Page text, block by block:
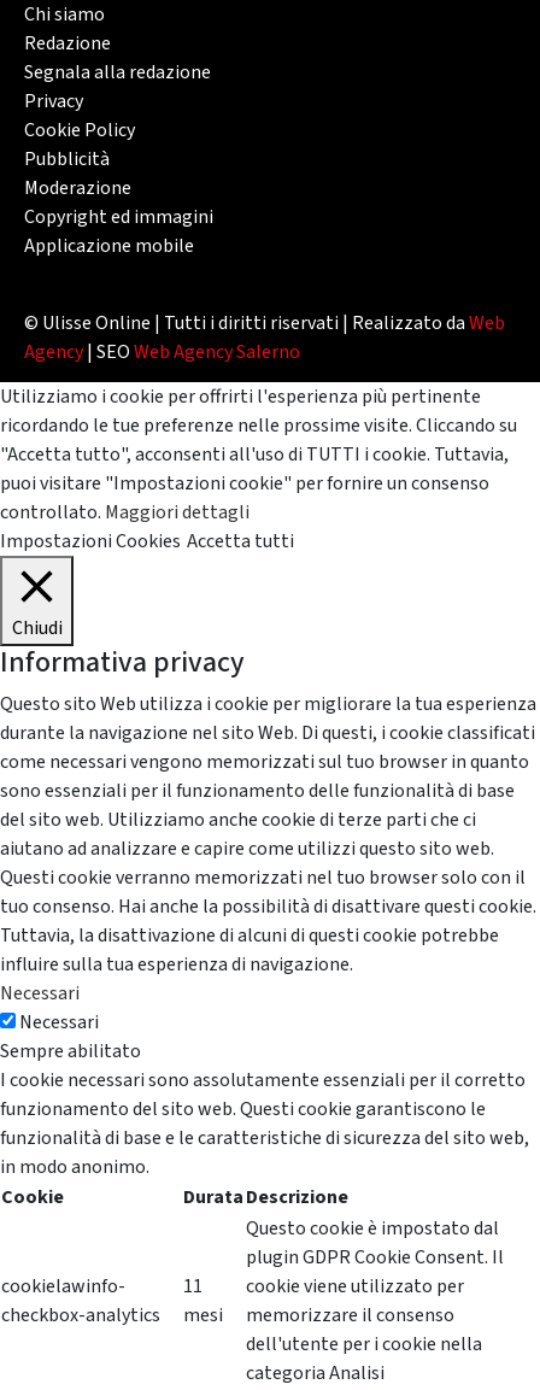
Chi siamo
Redazione
Segnala alla redazione
Privacy
Cookie Policy
Pubblicità
Moderazione
Copyright ed immagini
Applicazione mobile
© Ulisse Online | Tutti i diritti riservati | Realizzato daWeb
Agency| SEOWeb Agency Salerno
Utilizziamo i cookie per offrirti l'esperienza più pertinente
ricordando le tue preferenze nelle prossime visite. Cliccando su
"Accetta tutto", acconsenti all'uso di TUTTI i cookie. Tuttavia,
puoi visitare "Impostazioni cookie" per fornire un consenso
controllato. Maggiori dettagli
Impostazioni Cookies Accetta tutti
Chiudi
Informativa privacy
Questo sito Web utilizza i cookie per migliorare la tua esperienza
durante la navigazione nel sito Web. Di questi, i cookie classificati
come necessari vengono memorizzati sul tuo browser in quanto
sono essenziali per il funzionamento delle funzionalità di base
del sito web. Utilizziamo anche cookie di terze parti che ci
aiutano ad analizzare e capire come utilizzi questo sito web.
Questi cookie verranno memorizzati nel tuo browser solo con il
tuo consenso. Hai anche la possibilità di disattivare questi cookie.
Tuttavia, la disattivazione di alcuni di questi cookie potrebbe
influire sulla tua esperienza di navigazione.
Necessari
Necessari
Sempre abilitato
I cookie necessari sono assolutamente essenziali per il corretto
funzionamento del sito web. Questi cookie garantiscono le
funzionalità di base e le caratteristiche di sicurezza del sito web,
in modo anonimo.
Cookie
DurataDescrizione
cookielawinfo-
checkbox-analytics
11
mesi
Questo cookie è impostato dal
plugin GDPR Cookie Consent. Il
cookie viene utilizzato per
memorizzare il consenso
dell'utente per i cookie nella
categoria Analisi